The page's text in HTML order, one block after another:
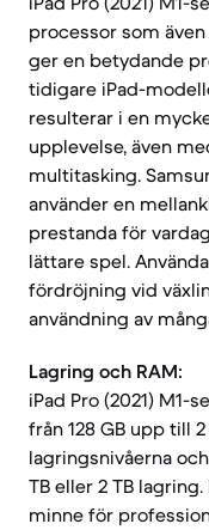
processor som
ger en betydande
tidigare iPad-
resulterar i en
upplevelse, även
multitasking.
använder en
prestanda för
lättare spel.
fördröjning vid
användning av
Lagring och RAM:
iPad Pro (2021)
från 128 GB upp till
lagringsnivåerna
TB eller 2 TB
minne för